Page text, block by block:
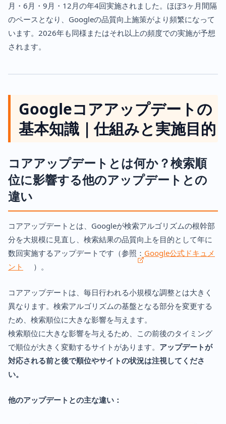
月・6月・9月・12月の年4回実施されました。ほぼ3ヶ月間隔
のペースとなり、Googleの品質向上施策がより頻繁になって
います。2026年も同様またはそれ以上の頻度での実施が予想
されます。
Googleコアアップデートの
基本知識｜仕組みと実施目的
コアアップデートとは何か？検索順
位に影響する他のアップデートとの
違い
コアアップデートとは、Googleが検索アルゴリズムの根幹部
分を大規模に見直し、検索結果の品質向上を目的として年に
数回実施するアップデートです（参照： Google公式ドキュメ
ント
）。
コアアップデートは、毎日行われる小規模な調整とは大きく
異なります。検索アルゴリズムの基盤となる部分を変更する
ため、検索順位に大きな影響を与えます。
検索順位に大きな影響を与えるため、この前後のタイミング
で順位が大きく変動するサイトがあります。 アップデートが
対応される前と後で順位やサイトの状況は注視してくださ
い。
他のアップデートとの主な違い：